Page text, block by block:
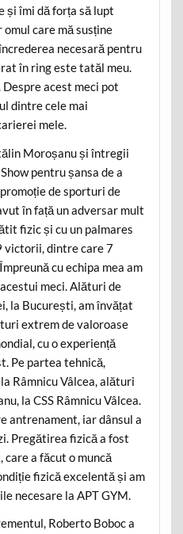
și îmi dă forța să lupt
care mă susține
necesară pentru
în ring este tatăl meu.
acest meci pot
dintre cele mai
mele.
Moroșanu și întregii
pentru șansa de a
de sporturi de
în față un adversar mult
fizic și cu un palmares
victorii, dintre care 7
cu echipa mea am
meci. Alături de
la București, am învățat
extrem de valoroase
cu o experiență
Pe partea tehnică,
Râmnicu Vâlcea, alături
la CSS Râmnicu Vâlcea.
antrenament, iar dânsul a
Pregătirea fizică a fost
care a făcut o muncă
fizică excelentă și am
necesare la APT GYM.
Roberto Boboc a